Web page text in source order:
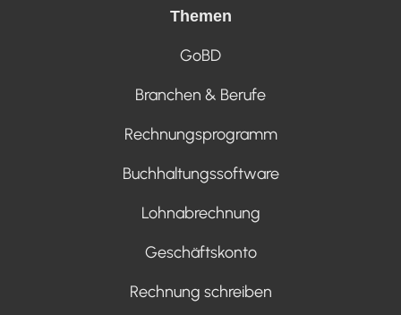
Themen
GoBD
Branchen & Berufe
Rechnungsprogramm
Buchhaltungssoftware
Lohnabrechnung
Geschäftskonto
Rechnung schreiben